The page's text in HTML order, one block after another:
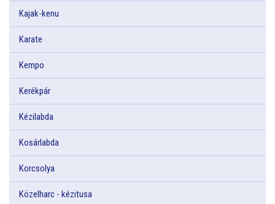
Kajak-kenu
Karate
Kempo
Kerékpár
Kézilabda
Kosárlabda
Korcsolya
Közelharc - kézitusa